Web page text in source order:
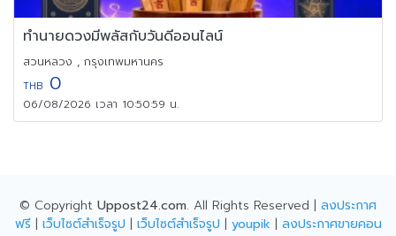
ทำนายดวงมีพลัสกับวันดีออนไลน์
สวนหลวง , กรุงเทพมหานคร
THB 0
06/08/2026 เวลา 10:50:59 น.
© Copyright Uppost24.com. All Rights Reserved | ลงประกาศ
ฟรี| เว็บไซต์สำเร็จรูป | เว็บไซต์สำเร็จรูป | youpik | ลงประกาศขายคอน